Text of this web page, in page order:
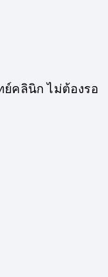
ย์คลินิก ไม่ต้องรอ